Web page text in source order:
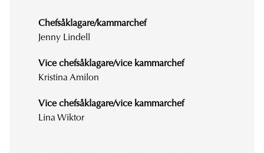
Chefsåklagare/kammarchef
Jenny Lindell
Vice chefsåklagare/vice kammarchef
Kristina Amilon
Vice chefsåklagare/vice kammarchef
Lina Wiktor